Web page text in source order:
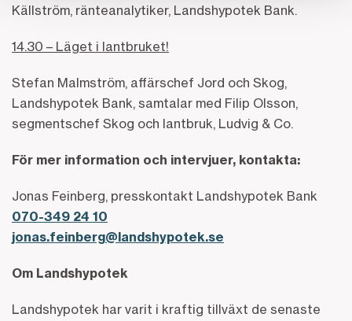
Källström, ränteanalytiker, Landshypotek Bank.
14.30 – Läget i lantbruket!
Stefan Malmström, affärschef Jord och Skog,
Landshypotek Bank, samtalar med Filip Olsson,
segmentschef Skog och lantbruk, Ludvig & Co.
För mer information och intervjuer, kontakta:
Jonas Feinberg, presskontakt Landshypotek Bank
070-349 24 10
jonas.feinberg@landshypotek.se
Om Landshypotek
Landshypotek har varit i kraftig tillväxt de senaste